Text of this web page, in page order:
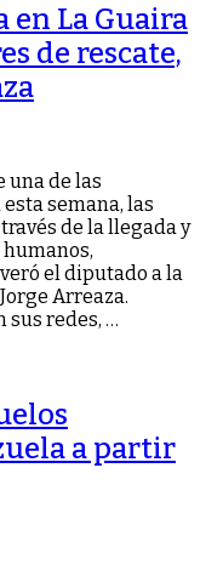
La Guaira
de rescate,
una de las
semana, las
de la llegada y
el diputado a la
Arreaza.
sus redes, …
a partir